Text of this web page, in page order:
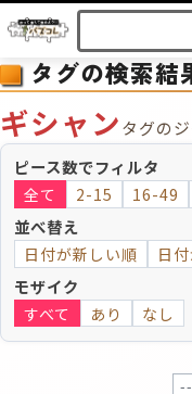
HOME
ヘルプ
ピース数 2～15
モザイク モザイクのみ
タグの検索結
ギシャンタグの
ピース数でフィルタ
全て 2-15 16-49
並べ替え
日付が新しい順 日
モザイク
すべて あり なし